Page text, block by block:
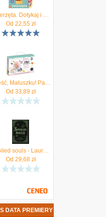
Zwierzęta. Dotykaj i poznawaj
Od 22,55zł
Cześć, Maluszku! Paka dla niemowlaka
Od 33,89 zł
Spoiled souls - Laura Sadowska
Od 29,68zł
DATA PREMIERY